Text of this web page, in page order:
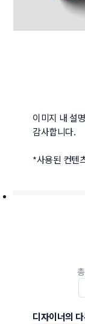
이미지 내 설
감사합니다.
*사용된 컨텐
디자이너의